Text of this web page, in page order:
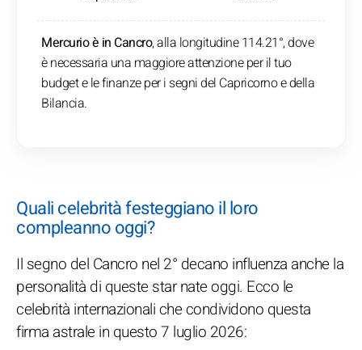
Mercurio è in Cancro, alla longitudine 114.21°, dove
è necessaria una maggiore attenzione per il tuo
budget e le finanze per i segni del Capricorno e della
Bilancia.
Quali celebrità festeggiano il loro
compleanno oggi?
Il segno del Cancro nel 2° decano influenza anche la
personalità di queste star nate oggi. Ecco le
celebrità internazionali che condividono questa
firma astrale in questo 7 luglio 2026: